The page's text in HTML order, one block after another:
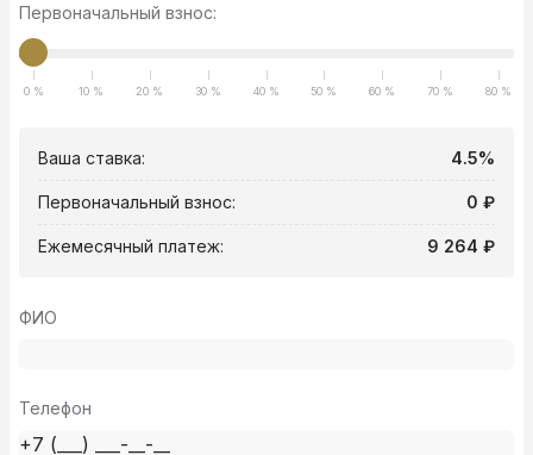
Первоначальный взнос:
0 % 10 % 20 % 30 % 40 % 50 % 60 % 70 % 80 %
Ваша ставка: 4.5%
Первоначальный взнос: 0 ₽
Ежемесячный платеж: 9 264 ₽
ФИО
Телефон